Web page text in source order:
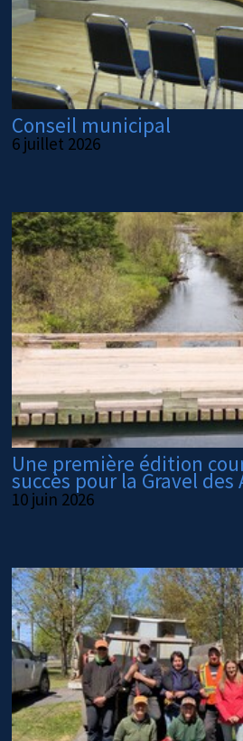
Conseil municipal
6 juillet 2026
Une première édition
succès pour la Gravel des
10 juin 2026